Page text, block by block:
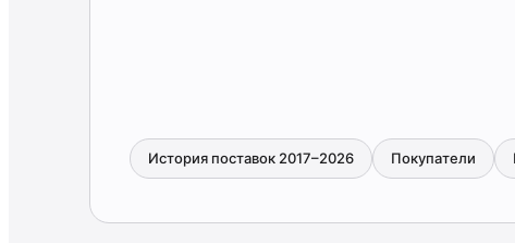
История поставок 2017–2026 Покупатели